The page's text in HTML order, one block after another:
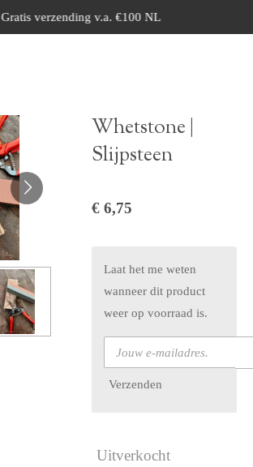
Gratis verzending v.a. €100 NL
Whetstone |
Slijpsteen
€ 6,75
Laat het me weten
wanneer dit product
weer op voorraad is.
Verzenden
Uitverkocht